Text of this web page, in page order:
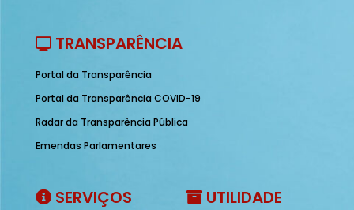
TRANSPARÊNCIA
Portal da Transparência
Portal da Transparência COVID-19
Radar da Transparência Pública
Emendas Parlamentares
SERVIÇOS UTILIDADE